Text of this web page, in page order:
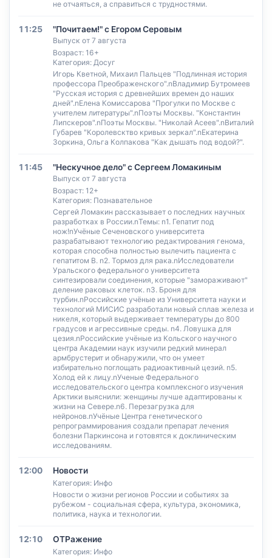
не отчаяться, а справиться с трудностями.
11:25 "Почитаем!" с Егором Серовым
Выпуск от 7 августа
Возраст: 16+
Категория: Досуг
Игорь Кветной, Михаил Пальцев "Подлинная история
профессора Преображенского".nВладимир Бутромеев
"Русская история с древнейших времен до наших
дней".nЕлена Комиссарова "Прогулки по Москве с
учителем литературы".nПоэты Москвы. "Константин
Липскеров".nПоэты Москвы. "Николай Асеев".nВиталий
Губарев "Королевсктво кривых зеркал".nЕкатерина
Зоркина, Ольга Колпакова "Как дышать под водой?".
11:45 "Нескучное дело" с Сергеем Ломакиным
Выпуск от 7 августа
Возраст: 12+
Категория: Познавательное
Сергей Ломакин рассказывает о последних научных
разработках в России.nТемы: n1. Гепатит под
нож!nУчёные Сеченовского университета
разрабатывают технологию редактирования генома,
которая способна полностью вылечить пациента с
гепатитом B. n2. Тормоз для рака.nИсследователи
Уральского федерального университета
синтезировали соединения, которые "замораживают"
деление раковых клеток. n3. Броня для
турбин.nРоссийские учёные из Университета науки и
технологий МИСИС разработали новый сплав железа и
никеля, который выдерживает температуры до 800
градусов и агрессивные среды. n4. Ловушка для
цезия.nРоссийские учёные из Кольского научного
центра Академии наук изучили редкий минерал
армбрустерит и обнаружили, что он умеет
избирательно поглощать радиоактивный цезий. n5.
Холод ей к лицу.nУченые Федерального
исследовательского центра комплексного изучения
Арктики выяснили: женщины лучше адаптированы к
жизни на Севере.n6. Перезагрузка для
нейронов.nУчёные Центра генетического
репрограммирования создали препарат лечения
болезни Паркинсона и готовятся к доклиническим
исследованиям.
12:00 Новости
Категория: Инфо
Новости о жизни регионов России и событиях за
рубежом - социальная сфера, культура, экономика,
политика, наука и технологии.
12:10 ОТРажение
Категория: Инфо